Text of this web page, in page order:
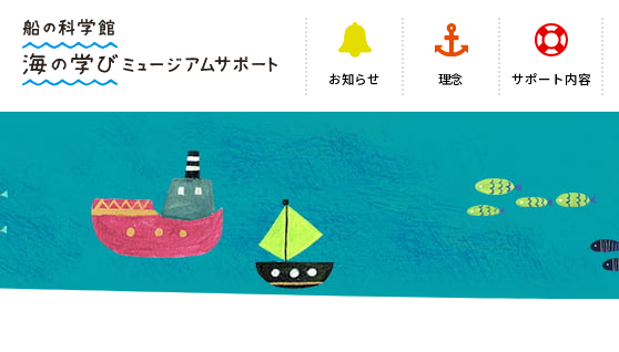
お知らせ 理念 サポート内容